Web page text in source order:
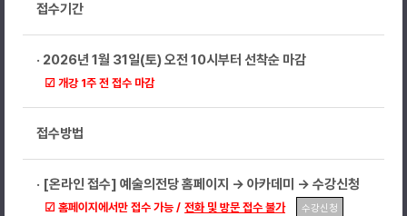
접수기간
· 2026년 1월 31일(토) 오전 10시부터 선착순 마감
☑ 개강 1주 전 접수 마감
접수방법
· [온라인 접수] 예술의전당 홈페이지 → 아카데미 → 수강신청
☑ 홈페이지에서만 접수 가능 / 전화 및 방문 접수 불가 수강신청